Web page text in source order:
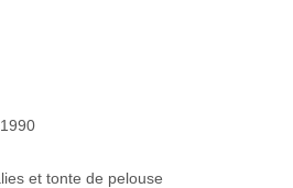
et tonte de pelouse